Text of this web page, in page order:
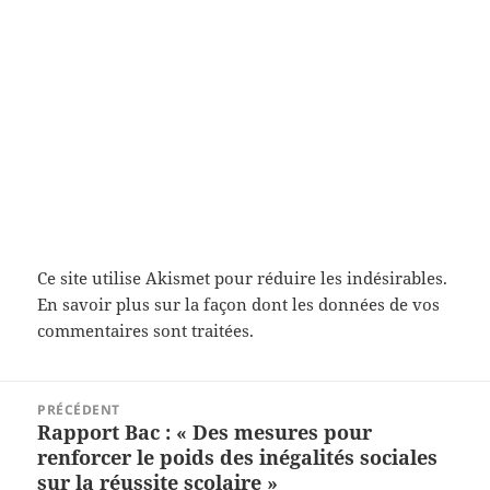
Ce site utilise Akismet pour réduire les indésirables.
En savoir plus sur la façon dont les données de vos
commentaires sont traitées.
l’article
PRÉCÉDENT
Article
précédent :
Rapport Bac : « Des mesures pour
renforcer le poids des inégalités sociales
sur la réussite scolaire »